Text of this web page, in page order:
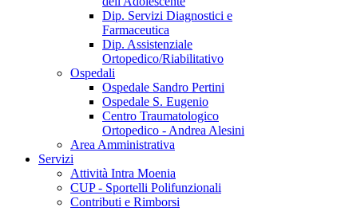
Dip. Servizi Diagnostici e
Farmaceutica
Dip. Assistenziale
Ortopedico/Riabilitativo
Ospedali
Ospedale Sandro Pertini
Ospedale S. Eugenio
Centro Traumatologico
Ortopedico - Andrea Alesini
Area Amministrativa
Servizi
Attività Intra Moenia
CUP - Sportelli Polifunzionali
Contributi e Rimborsi